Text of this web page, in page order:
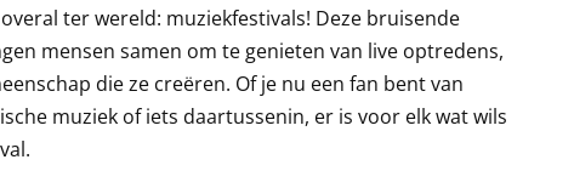
ter wereld: muziekfestivals! Deze bruisende
mensen samen om te genieten van live optredens,
die ze creëren. Of je nu een fan bent van
muziek of iets daartussenin, er is voor elk wat wils